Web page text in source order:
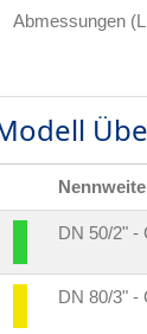
Abmessungen
Nennweite
DN 50/2" -
DN 80/3" -